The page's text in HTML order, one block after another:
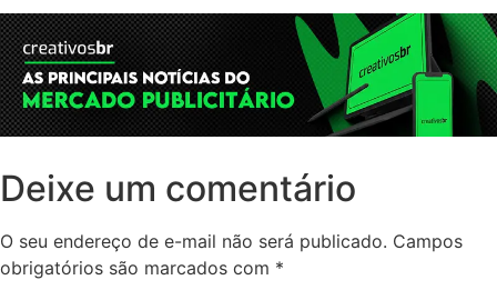
Deixe um comentário
O seu endereço de e-mail não será publicado. Campos
obrigatórios são marcados com *